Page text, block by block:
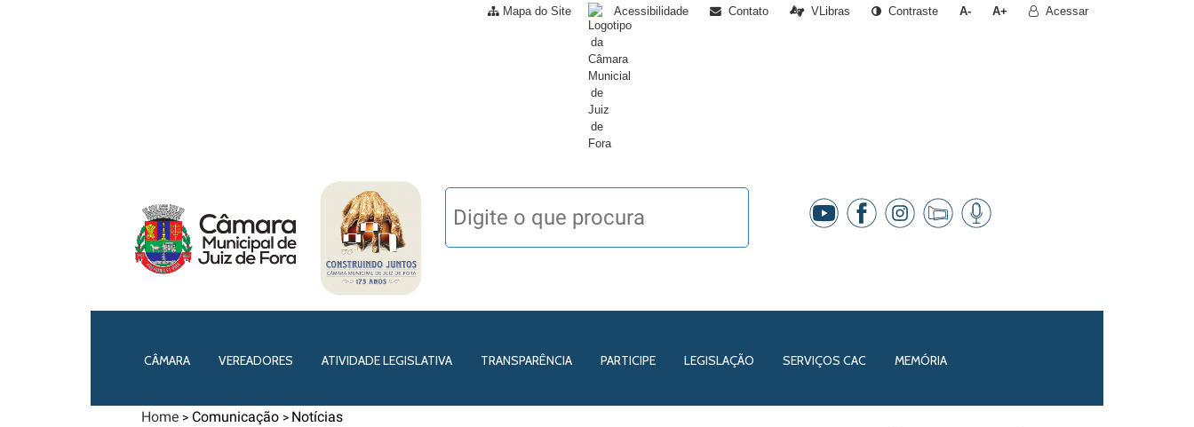
Mapa do Site Acessibilidade Contato VLibras Contraste A- A+ Acessar
CÂMARA VEREADORES ATIVIDADE LEGISLATIVA TRANSPARÊNCIA PARTICIPE LEGISLAÇÃO SERVIÇOS CAC MEMÓRIA
Home > Comunicação > Notícias